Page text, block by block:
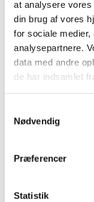
at analysere
din brug af vores
for sociale medier,
analysepartnere.
data med andre
de har indsamlet
Nødvendig
Præferencer
Statistik
Alle (342)
TID
2026 (2)
2025 (13)
2024 (30)
2022 (35)
2020 (49)
2018 (40)